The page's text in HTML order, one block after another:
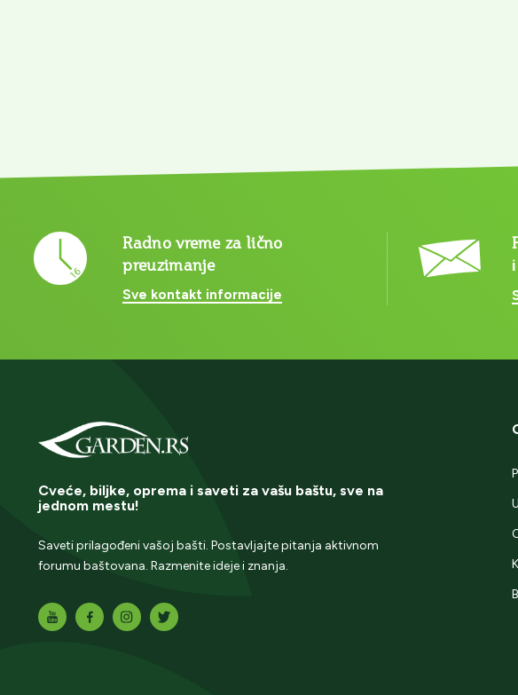
Radno vreme za lično
preuzimanje
Sve kontakt informacije
Cveće, biljke, oprema i saveti za vašu baštu, sve na
jednom mestu!
Saveti prilagođeni vašoj bašti. Postavljajte pitanja aktivnom
forumu baštovana. Razmenite ideje i znanja.